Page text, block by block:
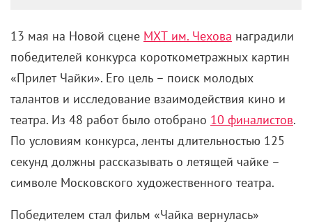
13 мая на Новой сцене МХТ им. Чехова наградили
победителей конкурса короткометражных картин
«Прилет Чайки». Его цель – поиск молодых
талантов и исследование взаимодействия кино и
театра. Из 48 работ было отобрано 10 финалистов.
По условиям конкурса, ленты длительностью 125
секунд должны рассказывать о летящей чайке –
символе Московского художественного театра.
Победителем стал фильм «Чайка вернулась»